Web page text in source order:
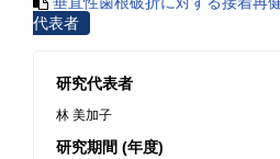
代表者
研究代表者
林 美加子
研究期間 (年度)